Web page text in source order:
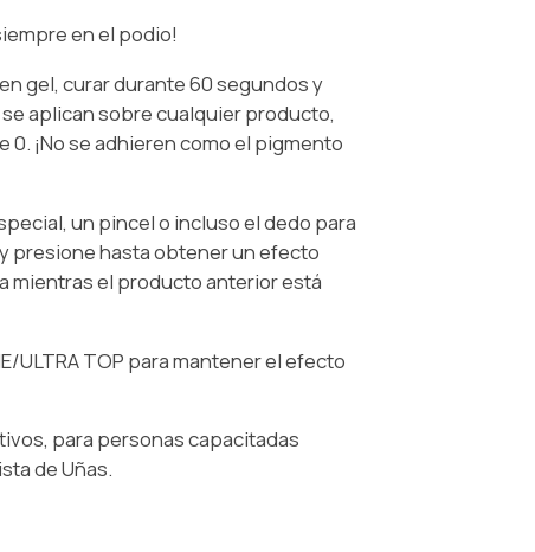
en el podio!
gel, curar durante 60 segundos y
aplican sobre cualquier producto,
¡No se adhieren como el pigmento
un pincel o incluso el dedo para
presione hasta obtener un efecto
mientras el producto anterior está
ULTRA TOP para mantener el efecto
para personas capacitadas
de Uñas.